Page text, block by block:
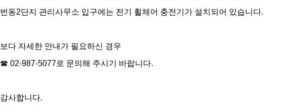
번동2단지 관리사무소 입구에는 전기 휠체어 충전기가 설치되어 있습니다.
보다 자세한 안내가 필요하신 경우
☎ 02-987-5077로 문의해 주시기 바랍니다.
감사합니다.